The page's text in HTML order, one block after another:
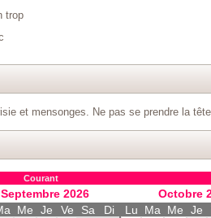
trop
et mensonges. Ne pas se prendre la tête.
Courant
Septembre 2026
Me Je Ve Sa
Di
Octobre
Lu
Ma Me Je